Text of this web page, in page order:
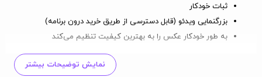
ثبات خودکار
بزرگنمایی ویدئو (قابل دسترسی از طریق خرید درون برنامه)
به طور خودکار عکس را به بهترین کیفیت تنظیم می‌کند
نمایش توضیحات بیشتر